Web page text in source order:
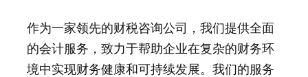
作为一家领先的财税咨询公司，我们提供全面
的会计服务，致力于帮助企业在复杂的财务环
境中实现财务健康和可持续发展。我们的服务